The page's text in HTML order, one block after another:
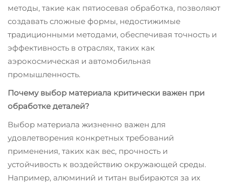
методы, такие как пятиосевая обработка, позволяют
создавать сложные формы, недостижимые
традиционными методами, обеспечивая точность и
эффективность в отраслях, таких как
аэрокосмическая и автомобильная
промышленность.
Почему выбор материала критически важен при
обработке деталей?
Выбор материала жизненно важен для
удовлетворения конкретных требований
применения, таких как вес, прочность и
устойчивость к воздействию окружающей среды.
Например, алюминий и титан выбираются за их